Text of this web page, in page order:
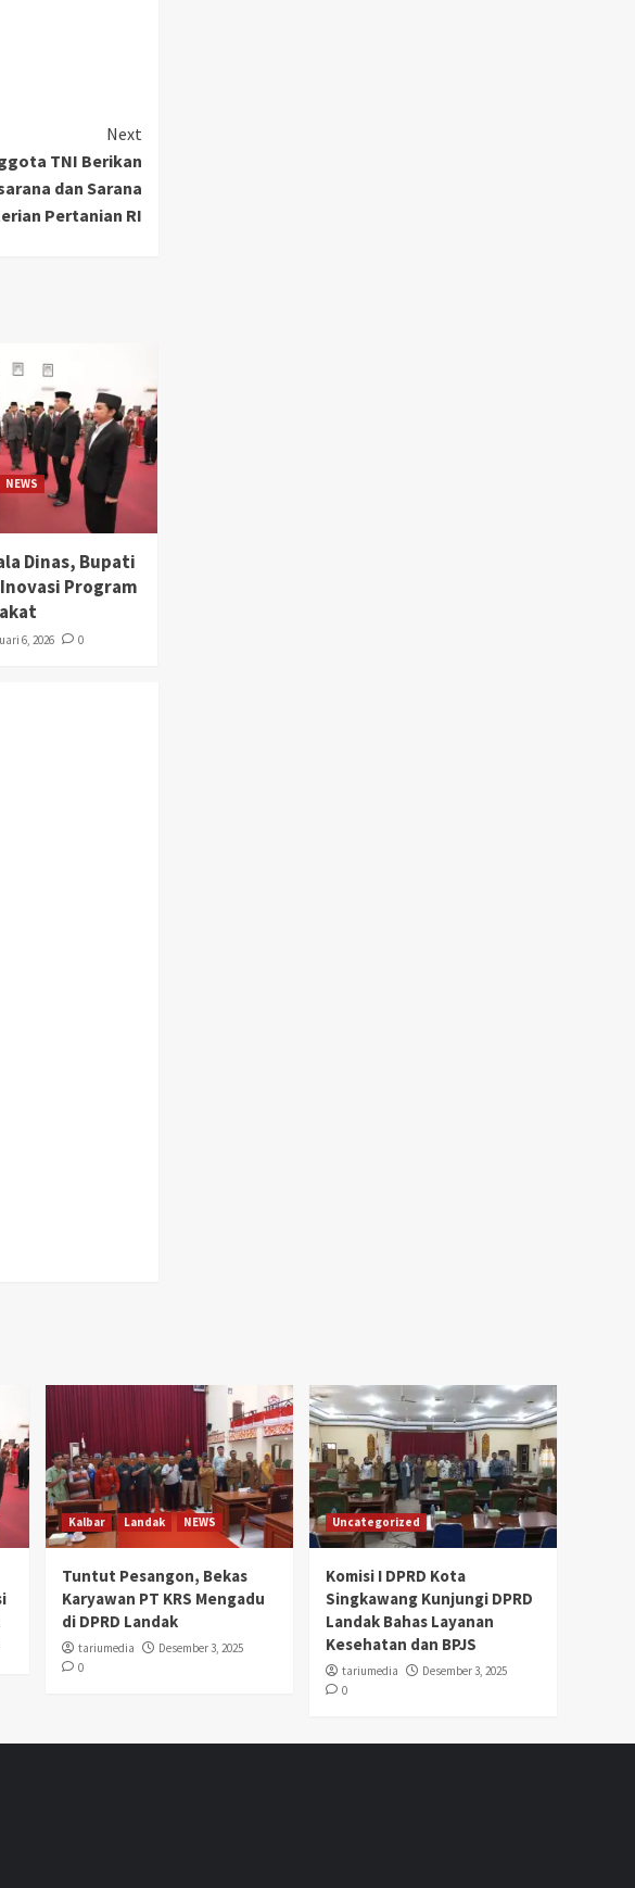
Next
TNI Berikan
dan Sarana
Pertanian RI
NEWS
Dinas, Bupati
Program
6, 2026 0
Kalbar Landak NEWS
Tuntut Pesangon, Bekas
Karyawan PT KRS Mengadu
di DPRD Landak
tariumedia
Desember 3, 2025
0
Uncategorized
Komisi I DPRD Kota
Singkawang Kunjungi DPRD
Landak Bahas Layanan
Kesehatan dan BPJS
tariumedia
Desember 3, 2025
0